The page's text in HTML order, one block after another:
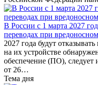
Новости СМИ2
Главное за сутки
МО: за ночь над регионами
БПЛАРоссийские
за ночь над регионами РФ
украинских БПЛА. Об